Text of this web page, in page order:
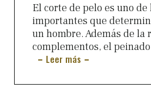
El corte de pelo es uno de
importantes que
un hombre. Además de la
complementos, el
Leer más